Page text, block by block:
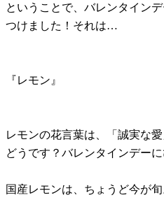
ということで、バレンタイン
つけました！それは…
『レモン』
レモンの花言葉は、「誠実な愛
どうです？バレンタインデーに
国産レモンは、ちょうど今が旬